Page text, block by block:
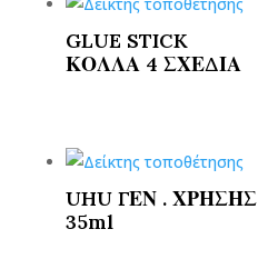
GLUE STICK
ΚΟΛΛΑ 4 ΣΧΕΔΙΑ
UHU ΓΕΝ . ΧΡΗΣΗΣ
35ml